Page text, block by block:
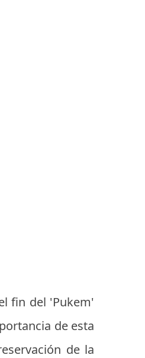
fin del 'Pukem'
de esta
de la